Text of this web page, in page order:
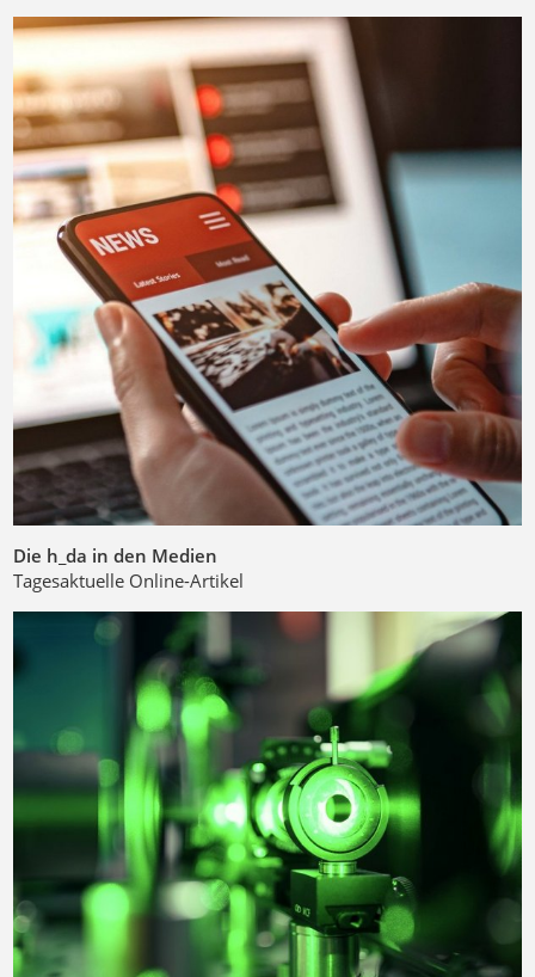
Die h_da in den Medien
Tagesaktuelle Online-Artikel